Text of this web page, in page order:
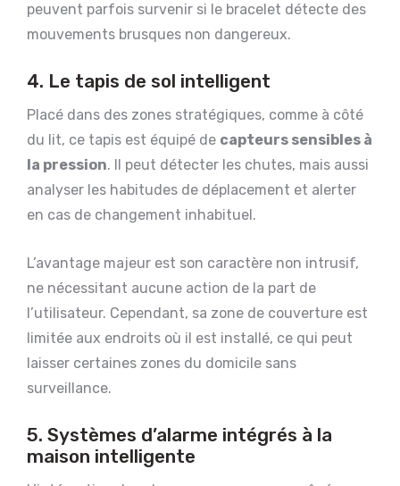
peuvent parfois survenir si le bracelet détecte des
mouvements brusques non dangereux.
4. Le tapis de sol intelligent
Placé dans des zones stratégiques, comme à côté
du lit, ce tapis est équipé de capteurs sensibles à
la pression. Il peut détecter les chutes, mais aussi
analyser les habitudes de déplacement et alerter
en cas de changement inhabituel.
L’avantage majeur est son caractère non intrusif,
ne nécessitant aucune action de la part de
l’utilisateur. Cependant, sa zone de couverture est
limitée aux endroits où il est installé, ce qui peut
laisser certaines zones du domicile sans
surveillance.
5. Systèmes d’alarme intégrés à la
maison intelligente